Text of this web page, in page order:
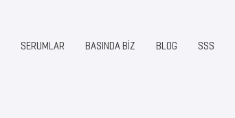
SERUMLAR BASINDA BİZ BLOG SSS